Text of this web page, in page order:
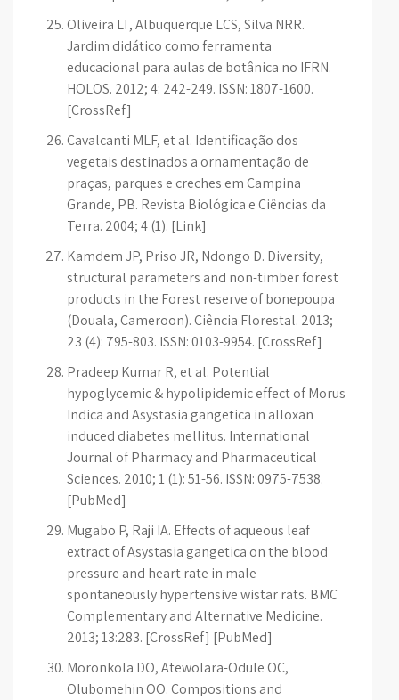
Oliveira LT, Albuquerque LCS, Silva NRR.
Jardim didático como ferramenta
educacional para aulas de botânica no IFRN.
HOLOS. 2012; 4: 242-249. ISSN: 1807-1600.
[CrossRef]
Cavalcanti MLF, et al. Identificação dos
vegetais destinados a ornamentação de
praças, parques e creches em Campina
Grande, PB. Revista Biológica e Ciências da
Terra. 2004; 4 (1). [Link]
Kamdem JP, Priso JR, Ndongo D. Diversity,
structural parameters and non-timber forest
products in the Forest reserve of bonepoupa
(Douala, Cameroon). Ciência Florestal. 2013;
23 (4): 795-803. ISSN: 0103-9954. [CrossRef]
Pradeep Kumar R, et al. Potential
hypoglycemic & hypolipidemic effect of Morus
Indica and Asystasia gangetica in alloxan
induced diabetes mellitus. International
Journal of Pharmacy and Pharmaceutical
Sciences. 2010; 1 (1): 51-56. ISSN: 0975-7538.
[PubMed]
Mugabo P, Raji IA. Effects of aqueous leaf
extract of Asystasia gangetica on the blood
pressure and heart rate in male
spontaneously hypertensive wistar rats. BMC
Complementary and Alternative Medicine.
2013; 13:283. [CrossRef] [PubMed]
Moronkola DO, Atewolara-Odule OC,
Olubomehin OO. Compositions and